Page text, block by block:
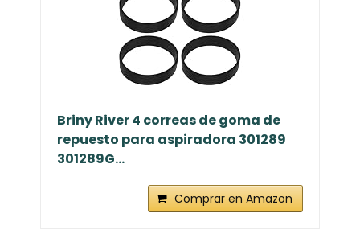
Briny River 4 correas de goma de
repuesto para aspiradora 301289
301289G...
Comprar en Amazon